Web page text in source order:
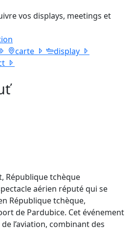
vos displays, meetings et
carte
display
République tchèque
aérien réputé qui se
République tchèque,
de Pardubice. Cet événement
l’aviation, combinant des